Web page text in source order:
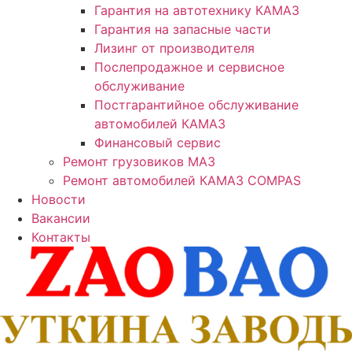
Гарантия на автотехнику КАМАЗ
Гарантия на запасные части
Лизинг от производителя
Послепродажное и сервисное
обслуживание
Постгарантийное обслуживание
автомобилей КАМАЗ
Финансовый сервис
Ремонт грузовиков МАЗ
Ремонт автомобилей КАМАЗ COMPAS
Новости
Вакансии
Контакты